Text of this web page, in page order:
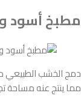
مطبخ أسود
دمج الخشب الطبيعي
مما ينتج عنه مساحة